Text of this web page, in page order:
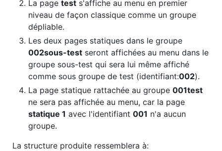
La page test s'affiche au menu en premier
niveau de façon classique comme un groupe
dépliable.
Les deux pages statiques dans le groupe
002sous-test seront affichées au menu dans le
groupe sous-test qui sera lui même affiché
comme sous groupe de test (identifiant:002).
La page statique rattachée au groupe 001test
ne sera pas affichée au menu, car la page
statique 1 avec l'identifiant 001 n'a aucun
groupe.
La structure produite ressemblera à: